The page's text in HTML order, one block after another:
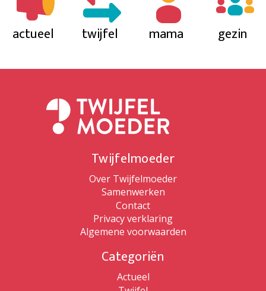
actueel twijfel mama gezin
Twijfelmoeder
Over Twijfelmoeder
Samenwerken
Contact
Privacy verklaring
Algemene voorwaarden
Categoriën
Actueel